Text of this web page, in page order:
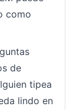
como
de
tipea
lindo en